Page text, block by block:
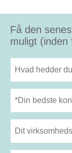
Få den
muligt (inden